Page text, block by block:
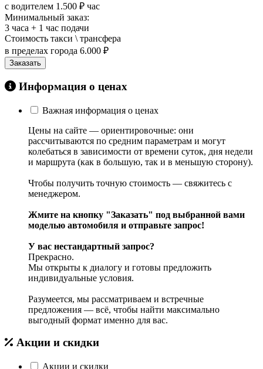
с водителем 1.500 ₽ час
Минимальный заказ:
3 часа + 1 час подачи
Стоимость такси \ трансфера
в пределах города 6.000 ₽
Заказать
Информация о ценах
Важная информация о ценах
Цены на сайте — ориентировочные: они
рассчитываются по средним параметрам и могут
колебаться в зависимости от времени суток, дня недели
и маршрута (как в большую, так и в меньшую сторону).
Чтобы получить точную стоимость — свяжитесь с
менеджером.
Жмите на кнопку "Заказать" под выбранной вами
моделью автомобиля и отправьте запрос!
У вас нестандартный запрос?
Прекрасно.
Мы открыты к диалогу и готовы предложить
индивидуальные условия.
Разумеется, мы рассматриваем и встречные
предложения — всё, чтобы найти максимально
выгодный формат именно для вас.
Акции и скидки
Акции и скидки